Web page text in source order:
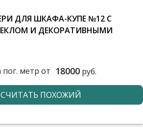
ДЛЯ ШКАФА-КУПЕ №12 С
И ДЕКОРАТИВНЫМИ
пог. метр от 18000руб.
ПОХОЖИЙ